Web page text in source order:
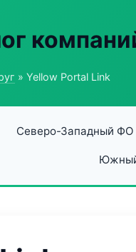
» Yellow Portal Link
Северо-Западный ФО